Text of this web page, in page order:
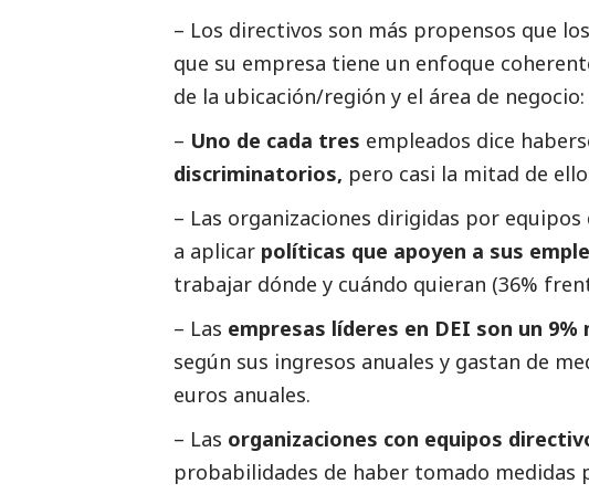
– Los directivos son más propensos que
que su empresa tiene un enfoque
de la ubicación/región y el área de
– Uno de cada tres empleados dice
discriminatorios, pero casi la mitad de
– Las organizaciones dirigidas por
a aplicar políticas que apoyen a sus
trabajar dónde y cuándo quieran (36%
– Las empresas líderes en DEI son un 9%
según sus ingresos anuales y gastan de
euros anuales.
– Las organizaciones con equipos
probabilidades de haber tomado medidas